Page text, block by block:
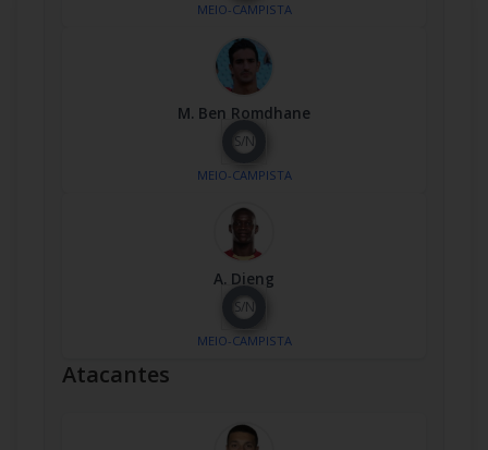
MEIO-CAMPISTA
M. Ben Romdhane
S/N
MEIO-CAMPISTA
A. Dieng
S/N
MEIO-CAMPISTA
Atacantes